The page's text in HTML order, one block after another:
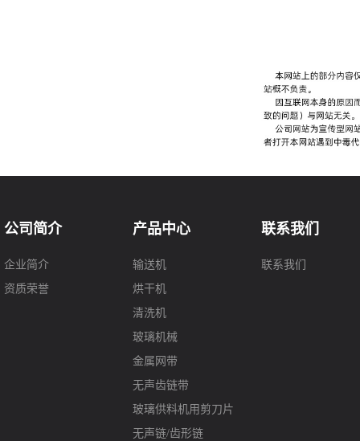
公司简介
企业简介
资质荣誉
产品中心
输送机
烘干机
清洗机
玻璃机械
金属网带
无声齿链带
玻璃供料机用剪刀片
无声链/齿形链
联系我们
联系我们